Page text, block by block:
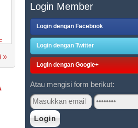
»
Login Member
Login dengan Facebook
Login dengan Twitter
Login dengan Google+
Atau mengisi form berikut: